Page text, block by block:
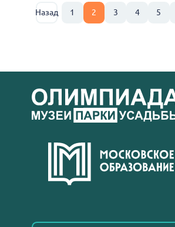
Назад 1 2 3 4 5